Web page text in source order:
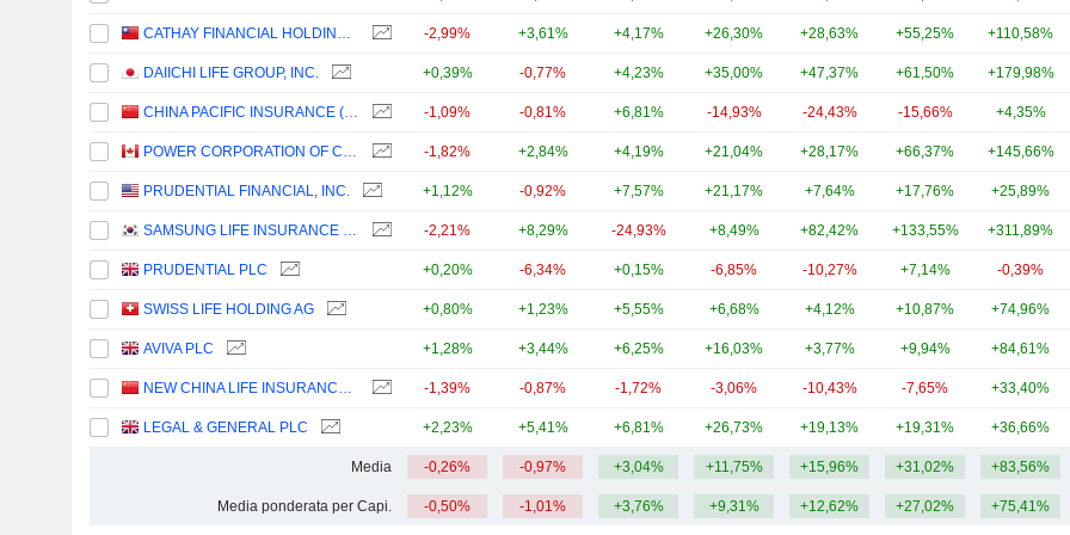
CATHAY FINANCIAL HOLDING CO., LTD. -2,99% +3,61% +4,17% +26,30% +28,63% +55,25% +110,58%
DAIICHI LIFE GROUP, INC. +0,39% -0,77% +4,23% +35,00% +47,37% +61,50% +179,98%
CHINA PACIFIC INSURANCE (GROUP) CO., LTD. -1,09% -0,81% +6,81% -14,93% -24,43% -15,66% +4,35%
POWER CORPORATION OF CANADA -1,82% +2,84% +4,19% +21,04% +28,17% +66,37% +145,66%
PRUDENTIAL FINANCIAL, INC. +1,12% -0,92% +7,57% +21,17% +7,64% +17,76% +25,89%
SAMSUNG LIFE INSURANCE CO., LTD. -2,21% +8,29% -24,93% +8,49% +82,42% +133,55% +311,89%
PRUDENTIAL PLC +0,20% -6,34% +0,15% -6,85% -10,27% +7,14% -0,39%
SWISS LIFE HOLDING AG +0,80% +1,23% +5,55% +6,68% +4,12% +10,87% +74,96%
AVIVA PLC +1,28% +3,44% +6,25% +16,03% +3,77% +9,94% +84,61%
NEW CHINA LIFE INSURANCE COMPANY LTD. -1,39% -0,87% -1,72% -3,06% -10,43% -7,65% +33,40%
LEGAL & GENERAL PLC +2,23% +5,41% +6,81% +26,73% +19,13% +19,31% +36,66%
Media -0,26% -0,97% +3,04% +11,75% +15,96% +31,02% +83,56%
Media ponderata per Capi. -0,50% -1,01% +3,76% +9,31% +12,62% +27,02% +75,41%